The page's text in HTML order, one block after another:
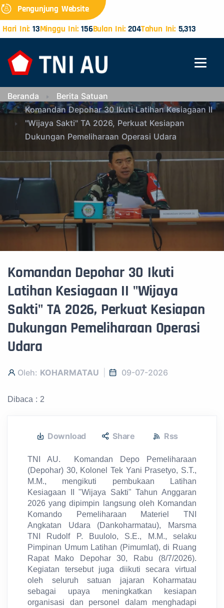
Pengunjung Website
Hari Ini: 13Minggu Ini:156Bulan Ini:204Tahun Ini:5,313
Beranda
Berita Satuan
Komandan Depohar 30 Ikuti Latihan Kesiagaan II
"Wijaya Sakti" TA 2026, Perkuat Kesiapan
Dukungan Pemeliharaan Operasi Udara
Komandan Depohar 30 Ikuti
Latihan Kesiagaan II "Wijaya
Sakti" TA 2026, Perkuat Kesiapan
Dukungan Pemeliharaan Operasi
Udara
Oleh: KOHARMATAU 09-07-2026
Dibaca : 2
Download Share Rss
TNI AU. Komandan Depo Pemeliharaan
(Depohar) 30, Kolonel Tek Yani Prasetyo, S.T.,
M.M., mengikuti pembukaan Latihan
Kesiagaan II "Wijaya Sakti" Tahun Anggaran
2026 yang dipimpin langsung oleh Komandan
Komando Pemeliharaan Materiel TNI
Angkatan Udara (Dankoharmatau), Marsma
TNI Rudolf P. Buulolo, S.E., M.M., selaku
Pimpinan Umum Latihan (Pimumlat), di Ruang
Rapat Mako Depohar 30, Rabu (8/7/2026).
Kegiatan tersebut juga diikuti secara virtual
oleh seluruh satuan jajaran Koharmatau
sebagai upaya meningkatkan kesiapan
organisasi dan personel dalam menghadapi